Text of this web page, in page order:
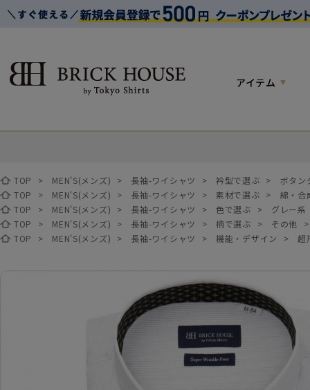
アイテム
TOP > MEN'S(メンズ) > 長袖-ワイシャツ > 衿型で選ぶ >
ボタン
TOP
> MEN'S(メンズ) > 長袖-ワイシャツ > 素材で選ぶ >
綿・合
TOP
> MEN'S(メンズ) > 長袖-ワイシャツ > 色で選ぶ >
グレー系
TOP
> MEN'S(メンズ) > 長袖-ワイシャツ > 柄で選ぶ > その他
TOP
> MEN'S(メンズ) > 長袖-ワイシャツ > 機能・デザイン > 超